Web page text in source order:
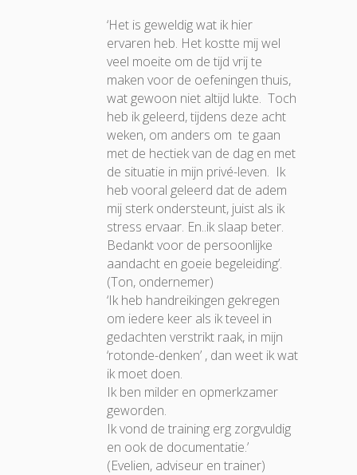
‘Het is geweldig wat ik hier
ervaren heb. Het kostte mij wel
veel moeite om de tijd vrij te
maken voor de oefeningen thuis,
wat gewoon niet altijd lukte. Toch
heb ik geleerd, tijdens deze acht
weken, om anders om te gaan
met de hectiek van de dag en met
de situatie in mijn privé-leven. Ik
heb vooral geleerd dat de adem
mij sterk ondersteunt, juist als ik
stress ervaar. En..ik slaap beter.
Bedankt voor de persoonlijke
aandacht en goeie begeleiding’.
(Ton, ondernemer)
‘Ik heb handreikingen gekregen
om iedere keer als ik teveel in
gedachten verstrikt raak, in mijn
‘rotonde-denken’ , dan weet ik wat
ik moet doen.
Ik ben milder en opmerkzamer
geworden.
Ik vond de training erg zorgvuldig
en ook de documentatie.’
(Evelien, adviseur en trainer)